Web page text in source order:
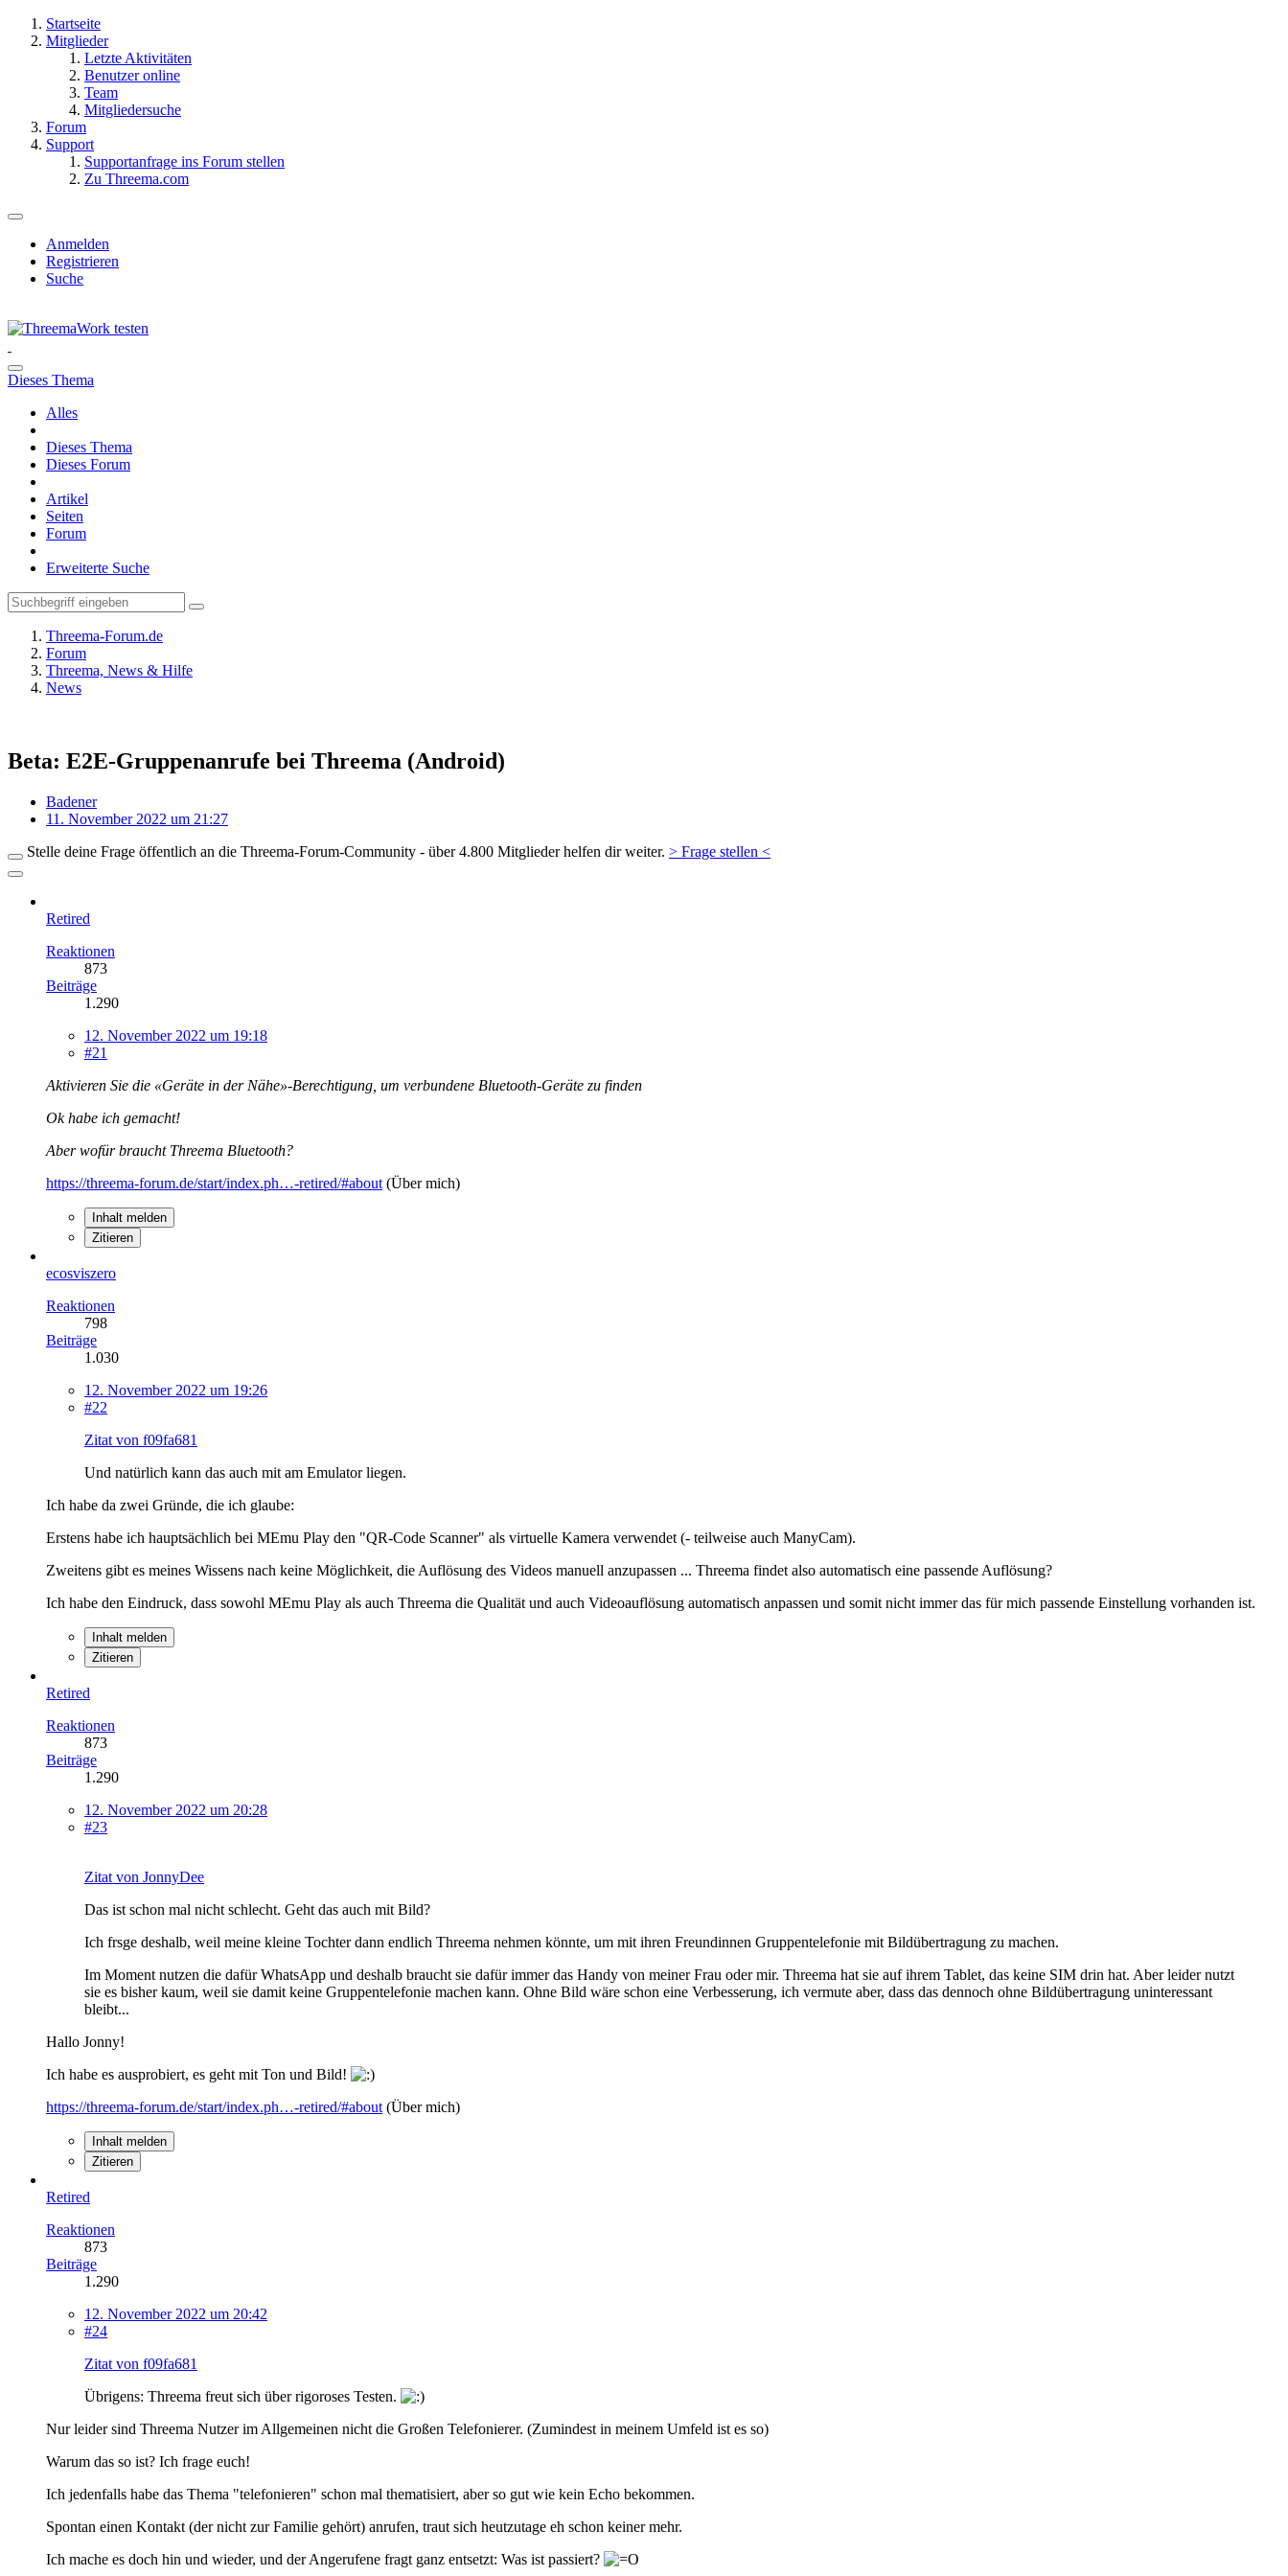
Startseite
Mitglieder
Letzte Aktivitäten
Benutzer online
Team
Mitgliedersuche
Forum
Support
Supportanfrage ins Forum stellen
Zu Threema.com
Anmelden
Registrieren
Suche
Dieses Thema
Alles
Dieses Thema
Dieses Forum
Artikel
Seiten
Forum
Erweiterte Suche
Threema-Forum.de
Forum
Threema, News & Hilfe
News
Beta: E2E-Gruppenanrufe bei Threema (Android)
Badener
11. November 2022 um 21:27
Stelle deine Frage öffentlich an die Threema-Forum-Community - über 4.800 Mitglieder helfen dir weiter. > Frage stellen <
Retired
Reaktionen
873
Beiträge
1.290
12. November 2022 um 19:18
#21
Aktivieren Sie die «Geräte in der Nähe»-Berechtigung, um verbundene Bluetooth-Geräte zu finden
Ok habe ich gemacht!
Aber wofür braucht Threema Bluetooth?
https://threema-forum.de/start/index.ph…-retired/#about (Über mich)
Inhalt melden
Zitieren
ecosviszero
Reaktionen
798
Beiträge
1.030
12. November 2022 um 19:26
#22
Zitat von f09fa681
Und natürlich kann das auch mit am Emulator liegen.
Ich habe da zwei Gründe, die ich glaube:
Erstens habe ich hauptsächlich bei MEmu Play den "QR-Code Scanner" als virtuelle Kamera verwendet (- teilweise auch ManyCam).
Zweitens gibt es meines Wissens nach keine Möglichkeit, die Auflösung des Videos manuell anzupassen ... Threema findet also automatisch eine passende Auflösung?
Ich habe den Eindruck, dass sowohl MEmu Play als auch Threema die Qualität und auch Videoauflösung automatisch anpassen und somit nicht immer das für mich passende Einstellung vorhanden ist.
Inhalt melden
Zitieren
Retired
Reaktionen
873
Beiträge
1.290
12. November 2022 um 20:28
#23
Zitat von JonnyDee
Das ist schon mal nicht schlecht. Geht das auch mit Bild?
Ich frsge deshalb, weil meine kleine Tochter dann endlich Threema nehmen könnte, um mit ihren Freundinnen Gruppentelefonie mit Bildübertragung zu machen.
Im Moment nutzen die dafür WhatsApp und deshalb braucht sie dafür immer das Handy von meiner Frau oder mir. Threema hat sie auf ihrem Tablet, das keine SIM drin hat. Aber leider nutzt
sie es bisher kaum, weil sie damit keine Gruppentelefonie machen kann. Ohne Bild wäre schon eine Verbesserung, ich vermute aber, dass das dennoch ohne Bildübertragung uninteressant
bleibt...
Hallo Jonny!
Ich habe es ausprobiert, es geht mit Ton und Bild!
https://threema-forum.de/start/index.ph…-retired/#about (Über mich)
Inhalt melden
Zitieren
Retired
Reaktionen
873
Beiträge
1.290
12. November 2022 um 20:42
#24
Zitat von f09fa681
Übrigens: Threema freut sich über rigoroses Testen.
Nur leider sind Threema Nutzer im Allgemeinen nicht die Großen Telefonierer. (Zumindest in meinem Umfeld ist es so)
Warum das so ist? Ich frage euch!
Ich jedenfalls habe das Thema "telefonieren" schon mal thematisiert, aber so gut wie kein Echo bekommen.
Spontan einen Kontakt (der nicht zur Familie gehört) anrufen, traut sich heutzutage eh schon keiner mehr.
Ich mache es doch hin und wieder, und der Angerufene fragt ganz entsetzt: Was ist passiert?